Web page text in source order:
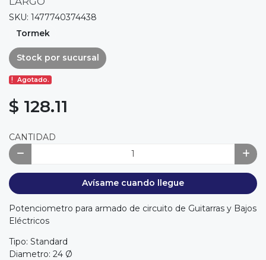
SKU: 1477740374438
Tormek
Stock por sucursal
Agotado.
$ 128.11
CANTIDAD
Avísame cuando llegue
Potenciometro para armado de circuito de Guitarras y Bajos
Eléctricos
Tipo: Standard
Diametro: 24 Ø